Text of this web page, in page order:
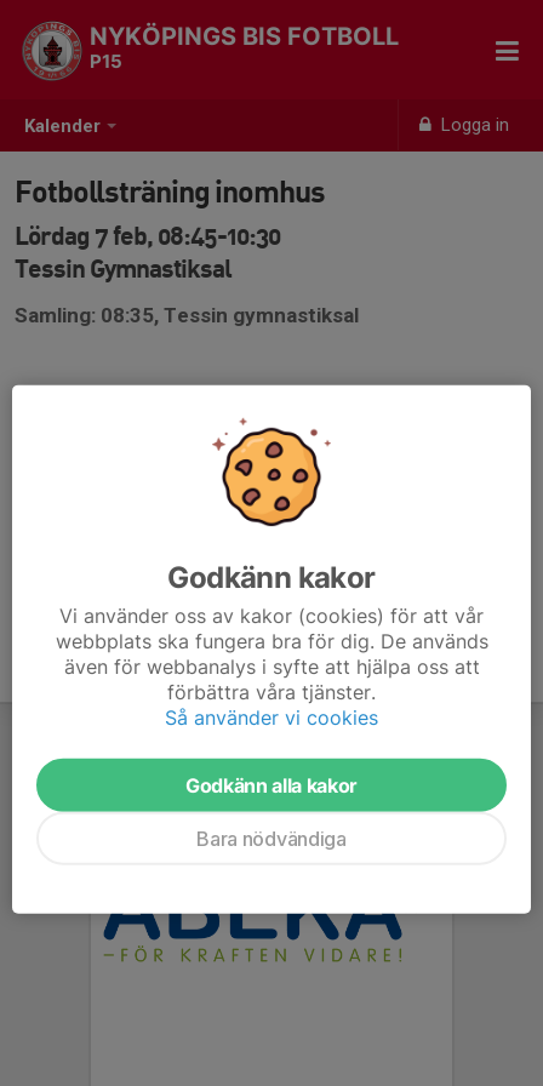
Kalender Logga in
NYKÖPINGS BIS FOTBOLL
P15
Fotbollsträning inomhus
Lördag 7 feb, 08:45-10:30
Tessin Gymnastiksal
Samling: 08:35, Tessin gymnastiksal
Godkänn kakor
Vi använder oss av kakor (cookies) för att vår
webbplats ska fungera bra för dig. De används
även för webbanalys i syfte att hjälpa oss att
förbättra våra tjänster.
Så använder vi cookies
Godkänn alla kakor
Bara nödvändiga